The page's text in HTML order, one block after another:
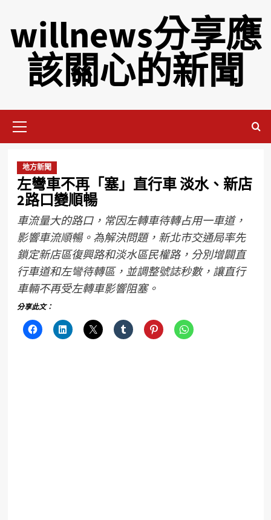
willnews分享應
該關心的新聞
地方新聞
左彎車不再「塞」直行車 淡水、新店
2路口變順暢
車流量大的路口，常因左轉車待轉占用一車道，
影響車流順暢。為解決問題，新北市交通局率先
鎖定新店區復興路和淡水區民權路，分別增闢直
行車道和左彎待轉區，並調整號誌秒數，讓直行
車輛不再受左轉車影響阻塞。
分享此文：